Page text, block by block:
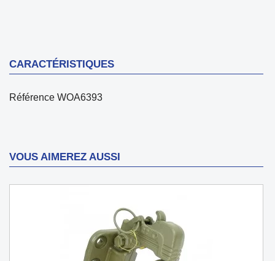
CARACTÉRISTIQUES
Référence WOA6393
VOUS AIMEREZ AUSSI